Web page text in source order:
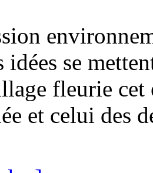
idées se
fleurie cet
et celui des